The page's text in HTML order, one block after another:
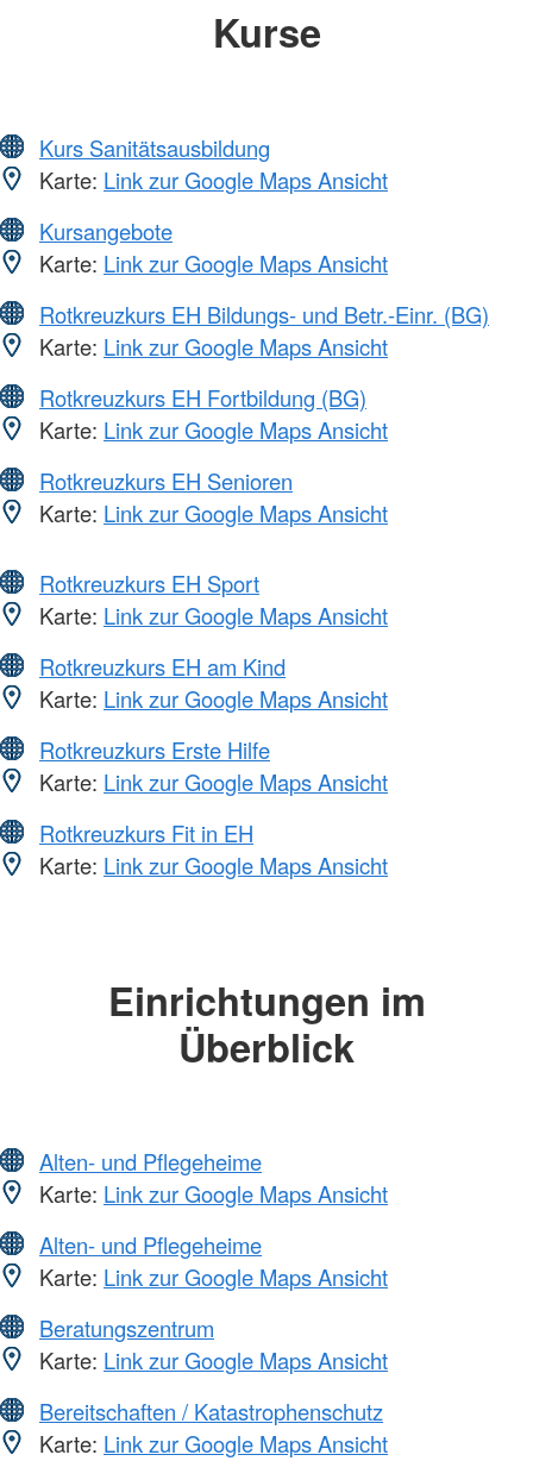
Kurse
Kurs Sanitätsausbildung
Karte: Link zur Google Maps Ansicht
Kursangebote
Karte: Link zur Google Maps Ansicht
Rotkreuzkurs EH Bildungs- und Betr.-Einr. (BG)
Karte: Link zur Google Maps Ansicht
Rotkreuzkurs EH Fortbildung (BG)
Karte: Link zur Google Maps Ansicht
Rotkreuzkurs EH Senioren
Karte: Link zur Google Maps Ansicht
Rotkreuzkurs EH Sport
Karte: Link zur Google Maps Ansicht
Rotkreuzkurs EH am Kind
Karte: Link zur Google Maps Ansicht
Rotkreuzkurs Erste Hilfe
Karte: Link zur Google Maps Ansicht
Rotkreuzkurs Fit in EH
Karte: Link zur Google Maps Ansicht
Einrichtungen im
Überblick
Alten- und Pflegeheime
Karte: Link zur Google Maps Ansicht
Alten- und Pflegeheime
Karte: Link zur Google Maps Ansicht
Beratungszentrum
Karte: Link zur Google Maps Ansicht
Bereitschaften / Katastrophenschutz
Karte: Link zur Google Maps Ansicht